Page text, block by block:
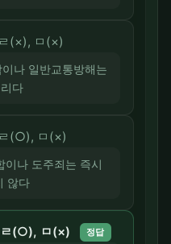
(×), ㅁ(×)
나 일반교통방해는
다
(○), ㅁ(×)
나 도주죄는 즉시
않다
(○), ㅁ(×) 정답